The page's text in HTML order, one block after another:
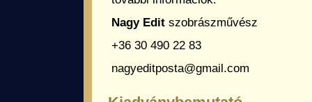
Nagy Edit szobrászművész
+36 30 490 22 83
nagyeditposta@gmail.com